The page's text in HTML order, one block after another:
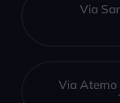
Via
Via Aterno